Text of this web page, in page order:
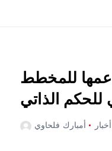
للمخطط
للحكم الذاتي
أمبارك فلحاوي أخبار